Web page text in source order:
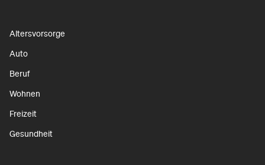
Altersvorsorge
Auto
Beruf
Wohnen
Freizeit
Gesundheit